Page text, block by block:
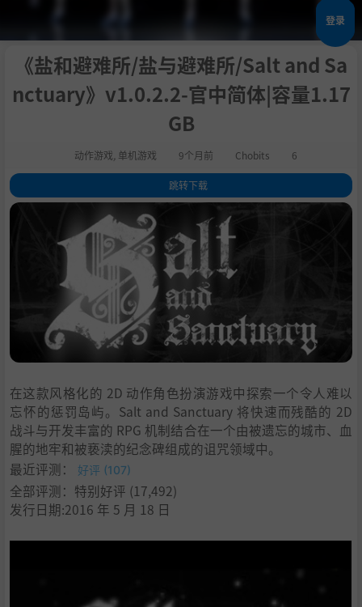
登录
《盐和避难所/盐与避难所/Salt and Sa
nctuary》v1.0.2.2-官中简体|容量1.17
GB
动作游戏 单机游戏 9个月前 Chobits 6
跳转下载
1.评测
关于这款游戏
系统需求
设置中文
学习版下载
在这款风格化的 2D 动作角色扮演游戏中探索一个令人难以
忘怀的惩罚岛屿。Salt and Sanctuary 将快速而残酷的 2D
战斗与开发丰富的 RPG 机制结合在一个由被遗忘的城市、血
腥的地牢和被亵渎的纪念碑组成的诅咒领域中。
最近评测：
好评 (107)
全部评测：特别好评 (17,492)
发行日期:2016 年 5 月 18 日